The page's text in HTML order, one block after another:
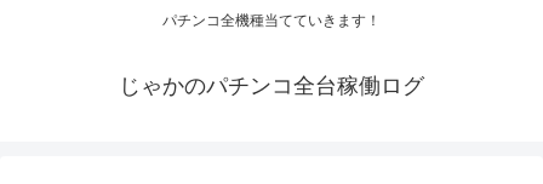
パチンコ全機種当てていきます！
じゃかのパチンコ全台稼働ログ